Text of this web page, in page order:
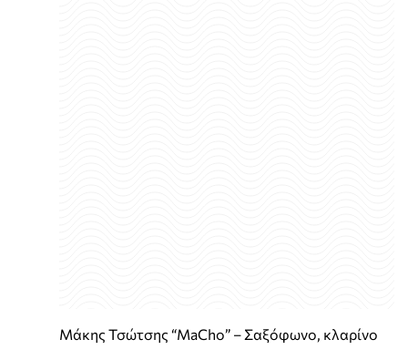
Μάκης Τσώτσης “MaCho” – Σαξόφωνο, κλαρίνο